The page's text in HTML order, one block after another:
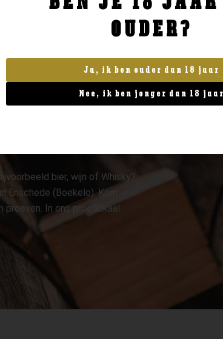
bier, wijn of Whisky?
Enschede (Boekelo). Kom
In ons proeflokaal
OUDER?
Ja, ik ben ouder dan 18 jaar
Nee, ik ben jonger dan 18 jaar